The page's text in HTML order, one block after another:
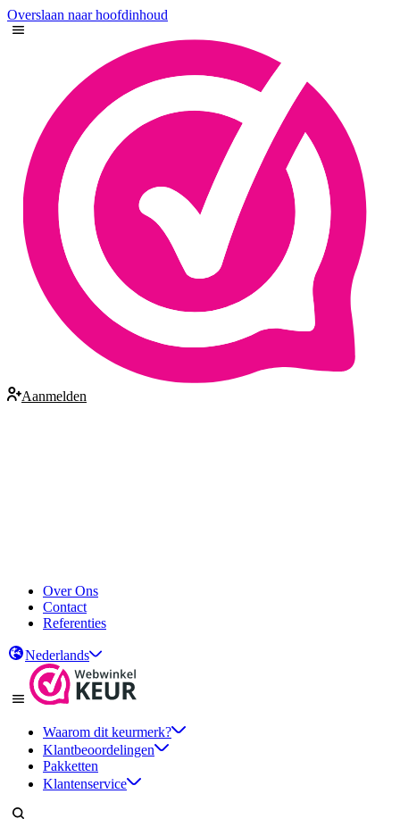
Overslaan naar hoofdinhoud
Aanmelden
Over Ons
Contact
Referenties
Nederlands
Waarom dit keurmerk?
Klantbeoordelingen
Pakketten
Klantenservice